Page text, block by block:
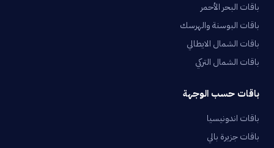
باقات البحر الأحمر
باقات البوسنة والهرسك
باقات الشمال الايطالي
باقات الشمال التركي
باقات حسب الوجهة
باقات اندونيسيا
باقات جزيرة بالي